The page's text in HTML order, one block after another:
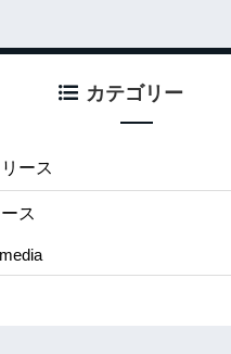
カテゴリー
ース
ス